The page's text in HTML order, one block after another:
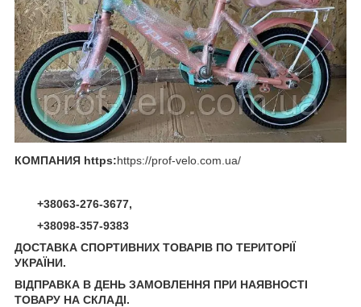
КОМПАНИЯ https:https://prof-velo.com.ua/
+38063-276-3677,
+38098-357-9383
ДОСТАВКА СПОРТИВНИХ ТОВАРІВ ПО ТЕРИТОРІЇ
УКРАЇНИ.
ВІДПРАВКА В ДЕНЬ ЗАМОВЛЕННЯ ПРИ НАЯВНОСТІ
ТОВАРУ НА СКЛАДІ.